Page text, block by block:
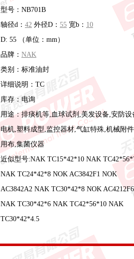
型号：NB701B
轴径d： 42 外径D： 55 宽b： 10
D: 55 （单位：mm）
品牌： NAK
类别：标准油封
详细说明：TC
库存：电询
用途：排痰机等,血球试剂,美发设备,安防设
电机,塑料成型,监控器材,气缸特殊,机械附
用布,集菌仪器
近似型号:NAK TC15*42*10 NAK
NAK TC24*42*8 NOK AC3842F1 NOK
AC3842A2 NAK TC30*42*8 NOK AC4212F6
NAK TC30*42*6 NAK TC42*56*10 NAK
TC30*42*4.5